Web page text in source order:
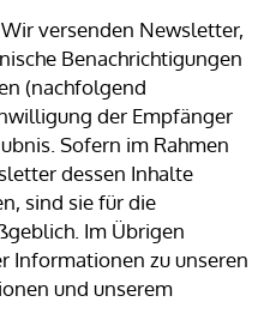
versenden Newsletter,
Benachrichtigungen
(nachfolgend
der Empfänger
Sofern im Rahmen
dessen Inhalte
sind sie für die
Im Übrigen
Informationen zu unseren
und unserem